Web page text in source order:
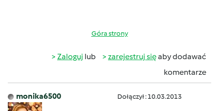
Góra strony
Zaloguj lub zarejestruj sięaby dodawać
komentarze
monika6500 Dołączył : 10.03.2013